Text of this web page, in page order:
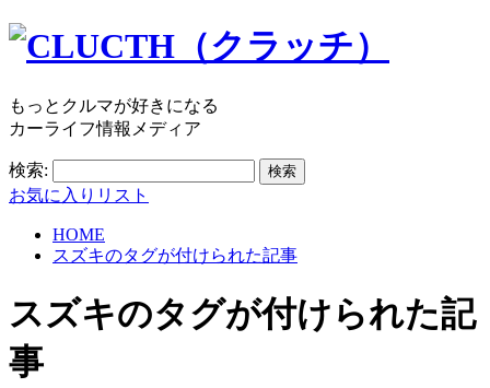
もっとクルマが好きになる
カーライフ情報メディア
検索:
お気に入りリスト
HOME
スズキのタグが付けられた記事
スズキのタグが付けられた記
事